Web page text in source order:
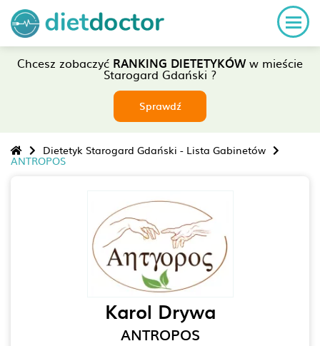
Chcesz zobaczyć RANKING DIETETYKÓWw mieście
Starogard Gdański ?
Sprawdź
Dietetyk Starogard Gdański - Lista Gabinetów
ANTROPOS
Karol Drywa
ANTROPOS